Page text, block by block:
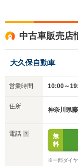
中古車販売店
大久保自動車
営業時間 10:00～
住所 神奈川県
電話
無
料
※一部ダイヤ